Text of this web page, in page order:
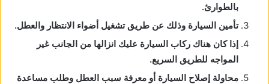
بالطوارئ.
تأمين السيارة وذلك عن طريق تشغيل أضواء الانتظار والعطل.
إذا كان هناك ركاب السيارة عليك انزالها من الجانب غير
المواجه للطريق السريع.
محاولة إصلاح السيارة أو معرفة سبب العطل وطلب مساعدة